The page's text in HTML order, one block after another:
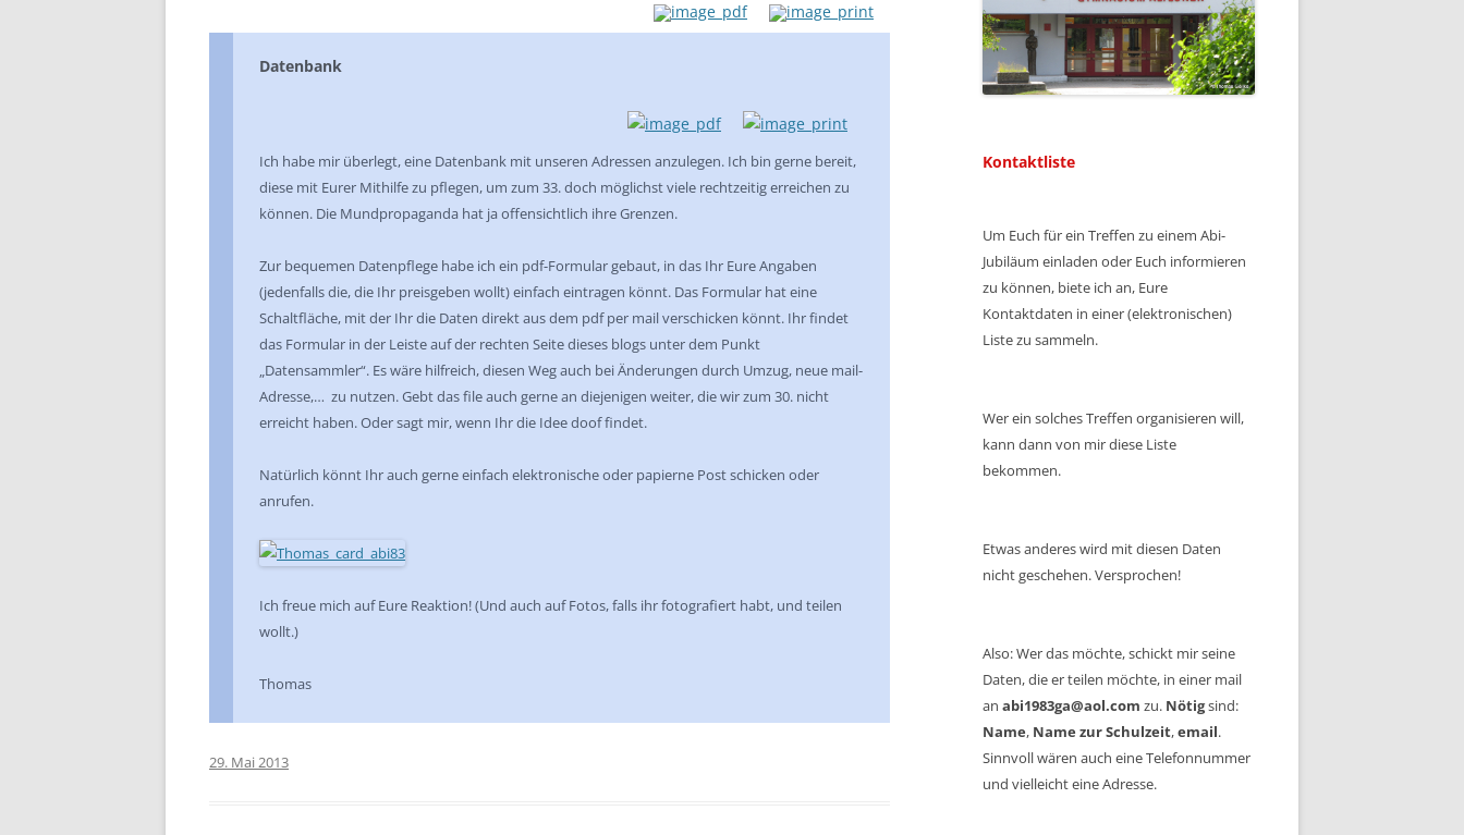
Datenbank
Ich habe mir überlegt, eine Datenbank mit unseren Adressen anzulegen. Ich bin gerne bereit,
diese mit Eurer Mithilfe zu pflegen, um zum 33. doch möglichst viele rechtzeitig erreichen zu
können. Die Mundpropaganda hat ja offensichtlich ihre Grenzen.
Zur bequemen Datenpflege habe ich ein pdf-Formular gebaut, in das Ihr Eure Angaben
(jedenfalls die, die Ihr preisgeben wollt) einfach eintragen könnt. Das Formular hat eine
Schaltfläche, mit der Ihr die Daten direkt aus dem pdf per mail verschicken könnt. Ihr findet
das Formular in der Leiste auf der rechten Seite dieses blogs unter dem Punkt
„Datensammler“. Es wäre hilfreich, diesen Weg auch bei Änderungen durch Umzug, neue mail-
Adresse,… zu nutzen. Gebt das file auch gerne an diejenigen weiter, die wir zum 30. nicht
erreicht haben. Oder sagt mir, wenn Ihr die Idee doof findet.
Natürlich könnt Ihr auch gerne einfach elektronische oder papierne Post schicken oder
anrufen.
Ich freue mich auf Eure Reaktion! (Und auch auf Fotos, falls ihr fotografiert habt, und teilen
wollt.)
Thomas
29. Mai 2013
Kontaktliste
Um Euch für ein Treffen zu einem Abi-
Jubiläum einladen oder Euch informieren
zu können, biete ich an, Eure
Kontaktdaten in einer (elektronischen)
Liste zu sammeln.
Wer ein solches Treffen organisieren will,
kann dann von mir diese Liste
bekommen.
Etwas anderes wird mit diesen Daten
nicht geschehen. Versprochen!
Also: Wer das möchte, schickt mir seine
Daten, die er teilen möchte, in einer mail
an abi1983ga@aol.com zu. Nötigsind:
Name, Name zur Schulzeit,email.
Sinnvoll wären auch eine Telefonnummer
und vielleicht eine Adresse.